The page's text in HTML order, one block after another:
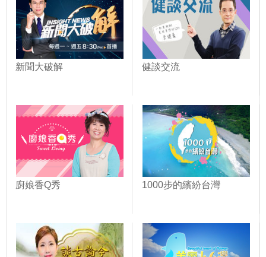
新聞大破解 健談交流
廚娘香Q秀 1000步的繽紛台灣